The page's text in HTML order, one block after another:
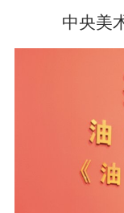
中央美